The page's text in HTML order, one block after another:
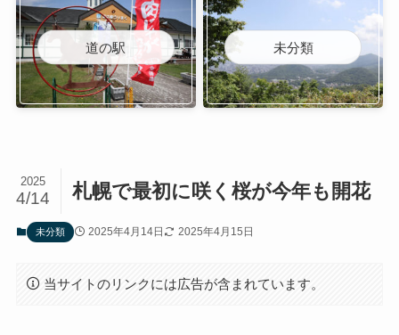
道の駅 未分類
札幌で最初に咲く桜が今年も開花
2025
4/14
未分類 2025年4月14日 2025年4月15日
当サイトのリンクには広告が含まれています。